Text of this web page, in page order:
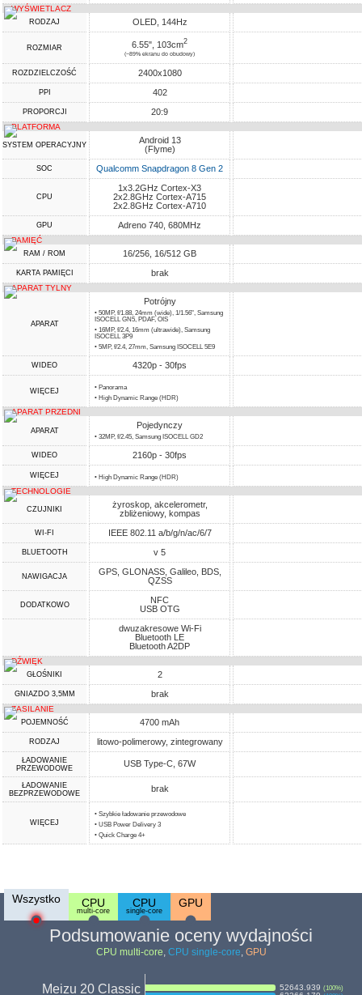
WYŚWIETLACZ
RODZAJ OLED, 144Hz
ROZMIAR 6.55", 103cm2
(~89% ekranu do obudowy)
ROZDZIELCZOŚĆ 2400x1080
PPI 402
PROPORCJI 20:9
PLATFORMA
SYSTEM OPERACYJNY
Android 13
(Flyme)
SOC Qualcomm Snapdragon 8 Gen 2
CPU
1x3.2GHz Cortex-X3
2x2.8GHz Cortex-A715
2x2.8GHz Cortex-A710
GPU Adreno 740, 680MHz
PAMIĘĆ
RAM / ROM 16/256, 16/512 GB
KARTA PAMIĘCI brak
APARAT TYLNY
APARAT
Potrójny
• 50MP, f/1.88, 24mm (wide), 1/1.56", Samsung
ISOCELL GN5, PDAF, OIS
• 16MP, f/2.4, 16mm (ultrawide), Samsung
ISOCELL 3P9
• 5MP, f/2.4, 27mm, Samsung ISOCELL 5E9
WIDEO 4320p - 30fps
WIĘCEJ
• Panorama
• High Dynamic Range (HDR)
APARAT PRZEDNI
APARAT
Pojedynczy
• 32MP, f/2.45, Samsung ISOCELL GD2
WIDEO 2160p - 30fps
WIĘCEJ • High Dynamic Range (HDR)
TECHNOLOGIE
CZUJNIKI
żyroskop, akcelerometr,
zbliżeniowy, kompas
WI-FI IEEE 802.11 a/b/g/n/ac/6/7
BLUETOOTH v 5
NAWIGACJA
GPS, GLONASS, Galileo, BDS,
QZSS
DODATKOWO
NFC
USB OTG
dwuzakresowe Wi-Fi
Bluetooth LE
Bluetooth A2DP
DŹWIĘK
GŁOŚNIKI 2
GNIAZDO 3,5MM brak
ZASILANIE
POJEMNOŚĆ 4700 mAh
RODZAJ litowo-polimerowy, zintegrowany
ŁADOWANIE
PRZEWODOWE
USB Type-C, 67W
ŁADOWANIE
BEZPRZEWODOWE
brak
WIĘCEJ
• Szybkie ładowanie przewodowe
• USB Power Delivery 3
• Quick Charge 4+
Wszystko CPU
multi-core
CPU
single-core
GPU
Podsumowanie oceny wydajności
CPU multi-core, CPU single-core, GPU
Meizu 20 Classic 52643.939 (100%)